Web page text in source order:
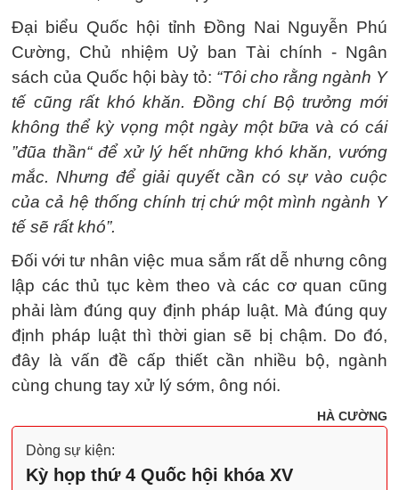
Đại biểu Quốc hội tỉnh Đồng Nai Nguyễn Phú
Cường, Chủ nhiệm Uỷ ban Tài chính - Ngân
sách của Quốc hội bày tỏ: “Tôi cho rằng ngành Y
tế cũng rất khó khăn. Đồng chí Bộ trưởng mới
không thể kỳ vọng một ngày một bữa và có cái
”đũa thần“ để xử lý hết những khó khăn, vướng
mắc. Nhưng để giải quyết cần có sự vào cuộc
của cả hệ thống chính trị chứ một mình ngành Y
tế sẽ rất khó”.
Đối với tư nhân việc mua sắm rất dễ nhưng công
lập các thủ tục kèm theo và các cơ quan cũng
phải làm đúng quy định pháp luật. Mà đúng quy
định pháp luật thì thời gian sẽ bị chậm. Do đó,
đây là vấn đề cấp thiết cần nhiều bộ, ngành
cùng chung tay xử lý sớm, ông nói.
HÀ CƯỜNG
Dòng sự kiện:
Kỳ họp thứ 4 Quốc hội khóa XV